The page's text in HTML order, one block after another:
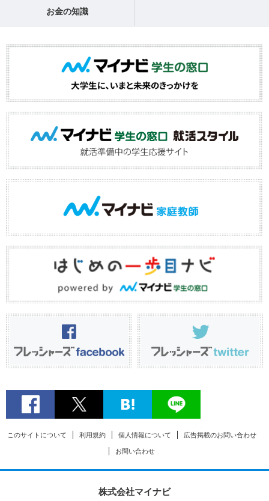
お金の知識
このサイトについて 利用規約 個人情報について 広告掲載のお問い合わせ
お問い合わせ
株式会社マイナビ